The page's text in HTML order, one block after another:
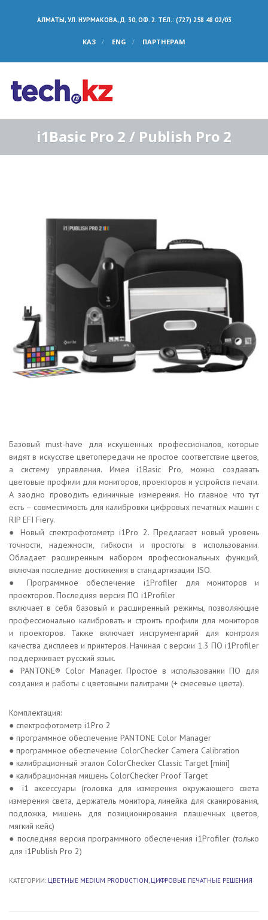
АЛМАТЫ, УЛ. НУРМАКОВА, Д. 30, ОФ. 2. ТЕЛ.: (727) 258 48 02/03
КАЗ ENG ПАРТНЕРАМ
i1Basic Pro 2 / Publish Pro 2
Базовый must-have для искушенных профессионалов, которые
видят в искусстве цветопередачи не простое соответствие цветов,
а систему управления. Имея i1Basic Pro, можно создавать
цветовые профили для мониторов, проекторов и устройств печати.
А заодно проводить единичные измерения. Но главное что тут
есть – совместимость для калибровки цифровых печатных машин с
RIP EFI Fiery.
● Новый спектрофотометр i1Pro 2. Предлагает новый уровень
точности, надежности, гибкости и простоты в использовании.
Обладает расширенным набором профессиональных функций,
включая последние достижения в стандартизации ISO.
● Программное обеспечение i1Profiler для мониторов и
проекторов. Последняя версия ПО i1Profiler
включает в себя базовый и расширенный режимы, позволяющие
профессионально калибровать и строить профили для мониторов
и проекторов. Также включает инструментарий для контроля
качества дисплеев и принтеров. Начиная с версии 1.3 ПО i1Profiler
поддерживает русский язык.
● PANTONE® Color Manager. Простое в использовании ПО для
создания и работы с цветовыми палитрами (+ смесевые цвета).
Комплектация:
● спектрофотометр i1Pro 2
● программное обеспечение PANTONE Color Manager
● программное обеспечение ColorChecker Camera Calibration
● калибрационный эталон ColorChecker Classic Target [mini]
● калибрационная мишень ColorChecker Proof Target
● i1 аксессуары (головка для измерения окружающего света
измерения света, держатель монитора, линейка для сканирования,
подложка, мишень для позиционирования плашечных цветов,
мягкий кейс)
● последняя версия программного обеспечения i1Profiler (только
для i1Publish Pro 2)
КАТЕГОРИИ: ЦВЕТНЫЕ MEDIUM PRODUCTION, ЦИФРОВЫЕ ПЕЧАТНЫЕ РЕШЕНИЯ